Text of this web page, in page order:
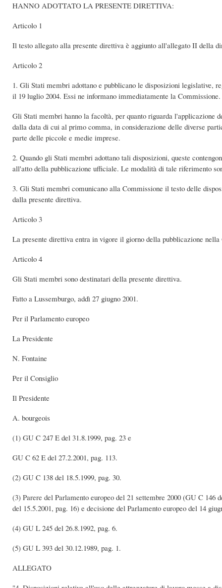
HANNO ADOTTATO LA PRESENTE DIRETTIVA:
Articolo 1
Il testo allegato alla presente direttiva è aggiunto all'allegato II della
Articolo 2
1. Gli Stati membri adottano e pubblicano le disposizioni legislative,
il 19 luglio 2004. Essi ne informano immediatamente la Commissione.
Gli Stati membri hanno la facoltà, per quanto riguarda l'applicazione
dalla data di cui al primo comma, in considerazione delle diverse
parte delle piccole e medie imprese.
2. Quando gli Stati membri adottano tali disposizioni, queste
all'atto della pubblicazione ufficiale. Le modalità di tale riferimento
3. Gli Stati membri comunicano alla Commissione il testo delle
dalla presente direttiva.
Articolo 3
La presente direttiva entra in vigore il giorno della pubblicazione
Articolo 4
Gli Stati membri sono destinatari della presente direttiva.
Fatto a Lussemburgo, addì 27 giugno 2001.
Per il Parlamento europeo
La Presidente
N. Fontaine
Per il Consiglio
Il Presidente
A. bourgeois
(1) GU C 247 E del 31.8.1999, pag. 23 e
GU C 62 E del 27.2.2001, pag. 113.
(2) GU C 138 del 18.5.1999, pag. 30.
(3) Parere del Parlamento europeo del 21 settembre 2000 (GU C
del 15.5.2001, pag. 16) e decisione del Parlamento europeo del 14
(4) GU L 245 del 26.8.1992, pag. 6.
(5) GU L 393 del 30.12.1989, pag. 1.
ALLEGATO